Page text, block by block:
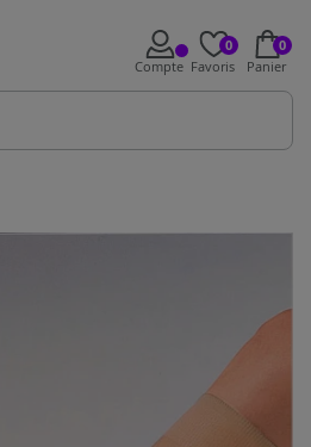
Compte
0
Favoris
0
Panier